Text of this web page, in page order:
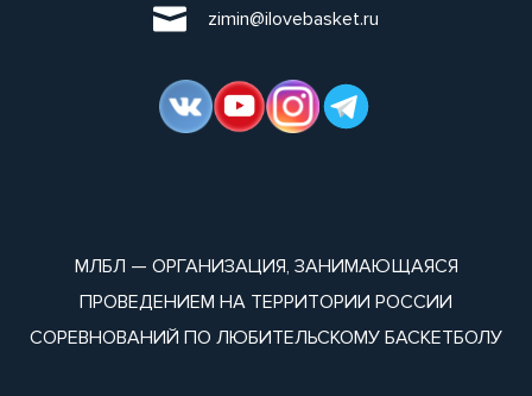
zimin@ilovebasket.ru
МЛБЛ — ОРГАНИЗАЦИЯ, ЗАНИМАЮЩАЯСЯ
ПРОВЕДЕНИЕМ НА ТЕРРИТОРИИ РОССИИ
СОРЕВНОВАНИЙ ПО ЛЮБИТЕЛЬСКОМУ БАСКЕТБОЛУ